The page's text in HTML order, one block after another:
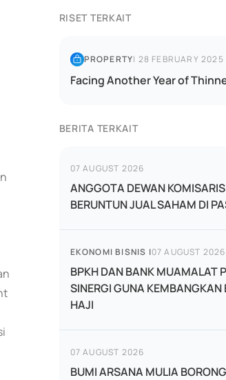
RISET TERKAIT
PROPERTY| 28 FEBRUARY 2025
Facing Another Year of
BERITA TERKAIT
07 AUGUST 2026
ANGGOTA DEWAN
BERUNTUN JUAL SAHAM DI
EKONOMI BISNIS |07 AUGUST 2026
BPKH DAN BANK MUAMALAT
SINERGI GUNA KEMBANGKAN
HAJI
07 AUGUST 2026
BUMI ARSANA MULIA